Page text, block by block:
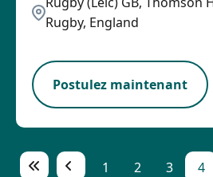
Rugby, England
Postulez maintenant
1 2 3 4